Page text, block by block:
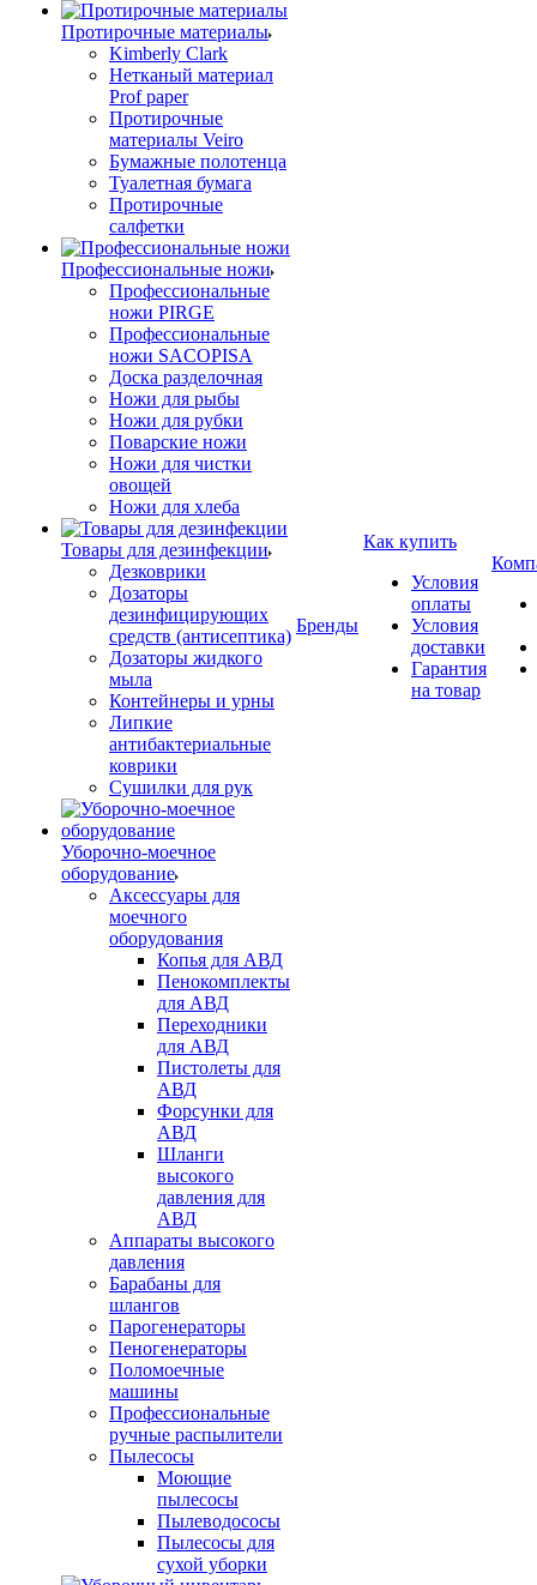
Протирочные материалы
Kimberly Clark
Нетканый материал
Prof paper
Протирочные
материалы Veiro
Бумажные полотенца
Туалетная бумага
Протирочные
салфетки
Профессиональные ножи
Профессиональные
ножи PIRGE
Профессиональные
ножи SACOPISA
Доска разделочная
Ножи для рыбы
Ножи для рубки
Поварские ножи
Ножи для чистки
овощей
Ножи для хлеба
Товары для дезинфекции
Дезковрики
Дозаторы
дезинфицирующих
средств (антисептика)
Дозаторы жидкого
мыла
Контейнеры и урны
Липкие
антибактериальные
коврики
Сушилки для рук
Уборочно-моечное
оборудование
Аксессуары для
моечного
оборудования
Копья для АВД
Пенокомплекты
для АВД
Переходники
для АВД
Пистолеты для
АВД
Форсунки для
АВД
Шланги
высокого
давления для
АВД
Аппараты высокого
давления
Барабаны для
шлангов
Парогенераторы
Пеногенераторы
Поломоечные
машины
Профессиональные
ручные распылители
Пылесосы
Моющие
пылесосы
Пылеводососы
Пылесосы для
сухой уборки
Бренды
Как купить
Условия
оплаты
Условия
доставки
Гарантия
на товар